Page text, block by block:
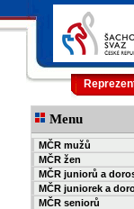
Menu
MČR mužů
MČR žen
MČR juniorů a
MČR juniorek a
MČR seniorů